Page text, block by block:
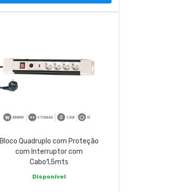
Bloco Quadruplo com Proteção
com Interruptor com
Cabo1,5mts
Disponível